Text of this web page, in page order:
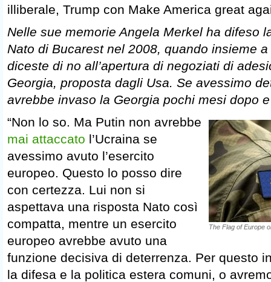
illiberale, Trump con Make America great
Nelle sue memorie Angela Merkel ha difeso
Nato di Bucarest nel 2008, quando insieme
diceste di no all’apertura di negoziati di
Georgia, proposta dagli Usa. Se avessimo
avrebbe invaso la Georgia pochi mesi dopo
The Flag of Europe
“Non lo so. Ma Putin non avrebbe
mai attaccato l’Ucraina se
avessimo avuto l’esercito
europeo. Questo lo posso dire
con certezza. Lui non si
aspettava una risposta Nato così
compatta, mentre un esercito
europeo avrebbe avuto una
funzione decisiva di deterrenza. Per questo
la difesa e la politica estera comuni, o